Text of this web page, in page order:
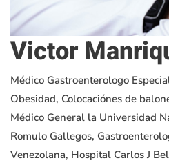
Victor
Médico Gastroenterologo
Obesidad, Colocaciónes de
Médico General la Universidad
Romulo Gallegos,
Venezolana, Hospital Carlos J